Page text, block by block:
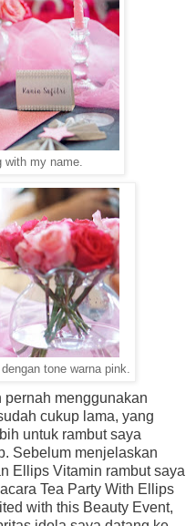
with my name.
tone warna pink.
menggunakan
cukup lama, yang
untuk rambut saya
Sebelum menjelaskan
Ellips Vitamin rambut saya
Tea Party With Ellips
with this Beauty Event,